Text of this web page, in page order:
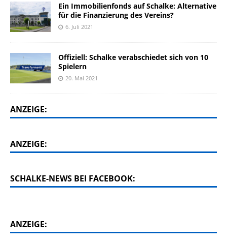
Ein Immobilienfonds auf Schalke: Alternative
für die Finanzierung des Vereins?
6. Juli 2021
Offiziell: Schalke verabschiedet sich von 10
Spielern
20. Mai 2021
ANZEIGE:
ANZEIGE:
SCHALKE-NEWS BEI FACEBOOK:
ANZEIGE: